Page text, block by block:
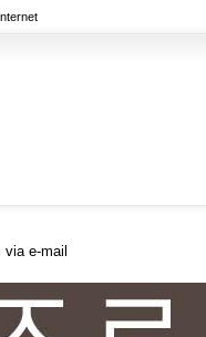
e-mail